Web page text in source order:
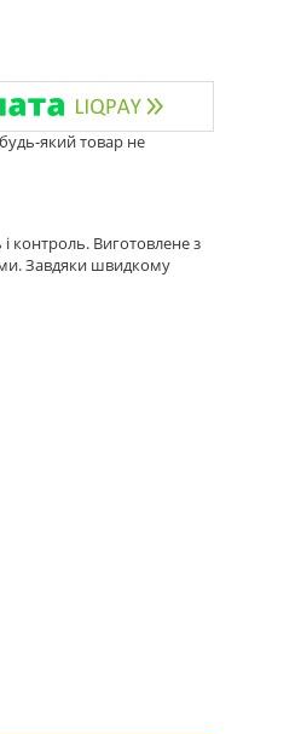
який товар не
контроль. Виготовлене з
Завдяки швидкому